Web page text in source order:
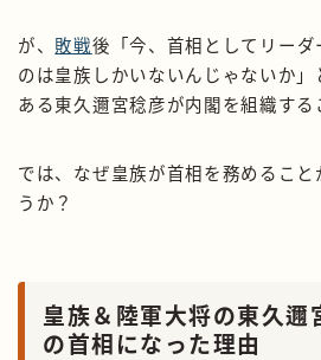
が、 敗戦後「今、首相としてリー
のは皇族しかいないんじゃないか
ある東久邇宮稔彦が内閣を組織する
では、なぜ皇族が首相を務めること
うか？
皇族＆陸軍大将の東久邇
の首相になった理由